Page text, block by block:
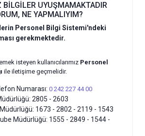
BİLGİLER UYUŞMAMAKTADIR
NE YAPMALIYIM?
Personel Bilgi Sistemi'ndeki
gerekmektedir.
isteyen kullanıcılarımız Personel
ile iletişime geçmelidir.
Numarası: 0 242 227 44 00
2805 - 2603
1673 - 2802 - 2119 - 1543
Müdürlüğü: 1555 - 2849 - 1544 -